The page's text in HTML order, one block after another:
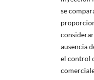
se
ausencia
el control